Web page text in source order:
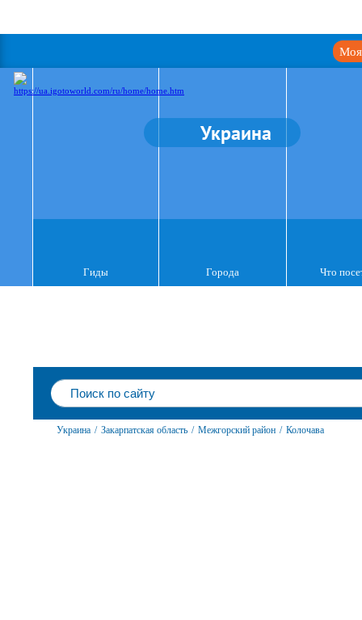
Моя
Украина
Гиды Города Что
Украина / Закарпатская область / Межгорский район / Колочава